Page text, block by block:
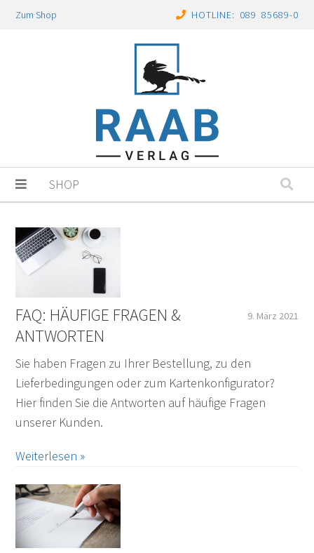
Zum Shop HOTLINE: 089 85689-0
SHOP
9. März 2021
FAQ: HÄUFIGE FRAGEN &
ANTWORTEN
Sie haben Fragen zu Ihrer Bestellung, zu den
Lieferbedingungen oder zum Kartenkonfigurator?
Hier finden Sie die Antworten auf häufige Fragen
unserer Kunden.
Weiterlesen »